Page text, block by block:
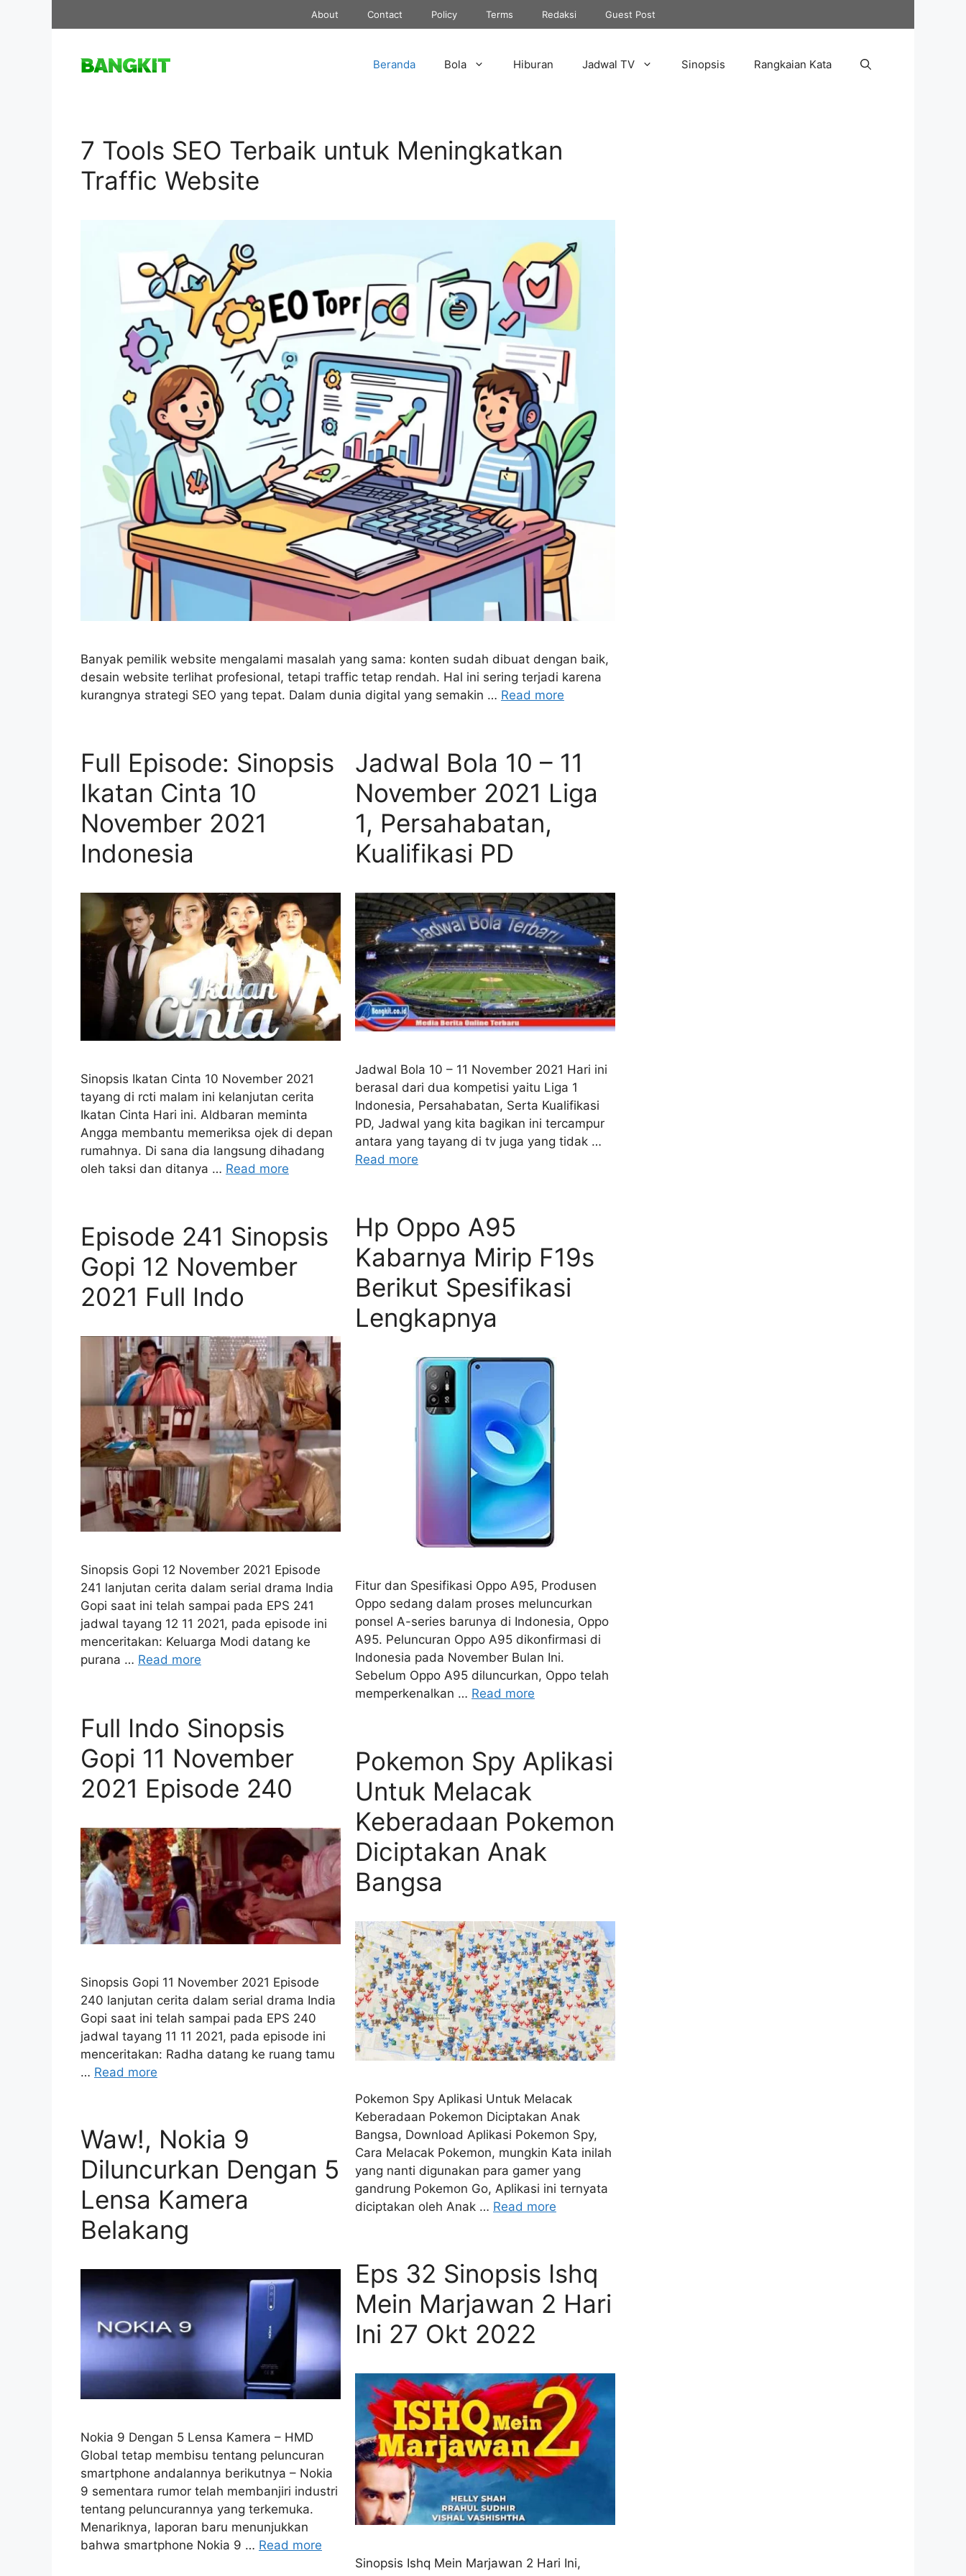
About Contact Policy Terms Redaksi Guest Post
Beranda Bola Hiburan Jadwal TV Sinopsis Rangkaian Kata
7 Tools SEO Terbaik untuk Meningkatkan
Traffic Website
Banyak pemilik website mengalami masalah yang sama: konten sudah dibuat dengan baik,
desain website terlihat profesional, tetapi traffic tetap rendah. Hal ini sering terjadi karena
kurangnya strategi SEO yang tepat. Dalam dunia digital yang semakin … Read more
Full Episode: Sinopsis
Ikatan Cinta 10
November 2021
Indonesia
Sinopsis Ikatan Cinta 10 November 2021
tayang di rcti malam ini kelanjutan cerita
Ikatan Cinta Hari ini. Aldbaran meminta
Angga membantu memeriksa ojek di depan
rumahnya. Di sana dia langsung dihadang
oleh taksi dan ditanya … Read more
Jadwal Bola 10 – 11
November 2021 Liga
1, Persahabatan,
Kualifikasi PD
Jadwal Bola 10 – 11 November 2021 Hari ini
berasal dari dua kompetisi yaitu Liga 1
Indonesia, Persahabatan, Serta Kualifikasi
PD, Jadwal yang kita bagikan ini tercampur
antara yang tayang di tv juga yang tidak …
Read more
Hp Oppo A95
Kabarnya Mirip F19s
Berikut Spesifikasi
Lengkapnya
Fitur dan Spesifikasi Oppo A95, Produsen
Oppo sedang dalam proses meluncurkan
ponsel A-series barunya di Indonesia, Oppo
A95. Peluncuran Oppo A95 dikonfirmasi di
Indonesia pada November Bulan Ini.
Sebelum Oppo A95 diluncurkan, Oppo telah
memperkenalkan … Read more
Episode 241 Sinopsis
Gopi 12 November
2021 Full Indo
Sinopsis Gopi 12 November 2021 Episode
241 lanjutan cerita dalam serial drama India
Gopi saat ini telah sampai pada EPS 241
jadwal tayang 12 11 2021, pada episode ini
menceritakan: Keluarga Modi datang ke
purana … Read more
Full Indo Sinopsis
Gopi 11 November
2021 Episode 240
Sinopsis Gopi 11 November 2021 Episode
240 lanjutan cerita dalam serial drama India
Gopi saat ini telah sampai pada EPS 240
jadwal tayang 11 11 2021, pada episode ini
menceritakan: Radha datang ke ruang tamu
… Read more
Pokemon Spy Aplikasi
Untuk Melacak
Keberadaan Pokemon
Diciptakan Anak
Bangsa
Pokemon Spy Aplikasi Untuk Melacak
Keberadaan Pokemon Diciptakan Anak
Bangsa, Download Aplikasi Pokemon Spy,
Cara Melacak Pokemon, mungkin Kata inilah
yang nanti digunakan para gamer yang
gandrung Pokemon Go, Aplikasi ini ternyata
diciptakan oleh Anak … Read more
Waw!, Nokia 9
Diluncurkan Dengan 5
Lensa Kamera
Belakang
Nokia 9 Dengan 5 Lensa Kamera – HMD
Global tetap membisu tentang peluncuran
smartphone andalannya berikutnya – Nokia
9 sementara rumor telah membanjiri industri
tentang peluncurannya yang terkemuka.
Menariknya, laporan baru menunjukkan
bahwa smartphone Nokia 9 … Read more
Eps 32 Sinopsis Ishq
Mein Marjawan 2 Hari
Ini 27 Okt 2022
Sinopsis Ishq Mein Marjawan 2 Hari Ini,